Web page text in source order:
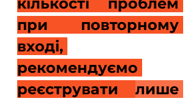
при повторному
вході,
рекомендуємо
реєструвати лише